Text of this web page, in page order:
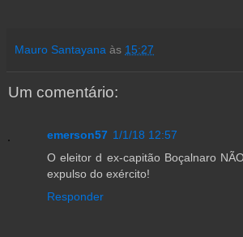
Mauro Santayana às 15:27
Um comentário:
emerson57 1/1/18 12:57
O eleitor d ex-capitão Boçalnaro
expulso do exército!
Responder